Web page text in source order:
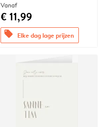
Vanaf
€ 11,99
offers Elke dag lage prijzen